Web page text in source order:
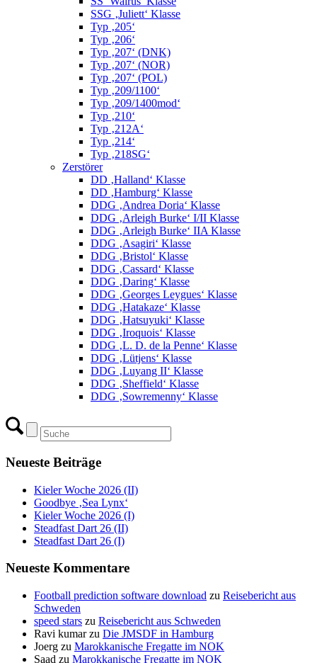
SSG ‚Juliett‘ Klasse
Typ ‚205‘
Typ ‚206‘
Typ ‚207‘ (DNK)
Typ ‚207‘ (NOR)
Typ ‚207‘ (POL)
Typ ‚209/1100‘
Typ ‚209/1400mod‘
Typ ‚210‘
Typ ‚212A‘
Typ ‚214‘
Typ ‚218SG‘
Zerstörer
DD ‚Halland‘ Klasse
DD ‚Hamburg‘ Klasse
DDG ‚Andrea Doria‘ Klasse
DDG ‚Arleigh Burke‘ I/II Klasse
DDG ‚Arleigh Burke‘ IIA Klasse
DDG ‚Asagiri‘ Klasse
DDG ‚Bristol‘ Klasse
DDG ‚Cassard‘ Klasse
DDG ‚Daring‘ Klasse
DDG ‚Georges Leygues‘ Klasse
DDG ‚Hatakaze‘ Klasse
DDG ‚Hatsuyuki‘ Klasse
DDG ‚Iroquois‘ Klasse
DDG ‚L. D. de la Penne‘ Klasse
DDG ‚Lütjens‘ Klasse
DDG ‚Luyang II‘ Klasse
DDG ‚Sheffield‘ Klasse
DDG ‚Sowremenny‘ Klasse
Neueste Beiträge
Kieler Woche 2026 (II)
Goodbye ‚Sea Lynx‘
Kieler Woche 2026 (I)
Steadfast Dart 26 (II)
Steadfast Dart 26 (I)
Neueste Kommentare
Football prediction software download zu Reisebericht aus
Schweden
speed stars zu Reisebericht aus Schweden
Ravi kumarzu Die JMSDF in Hamburg
Joerg zu Marokkanische Fregatte im NOK
Saad zu Marokkanische Fregatte im NOK